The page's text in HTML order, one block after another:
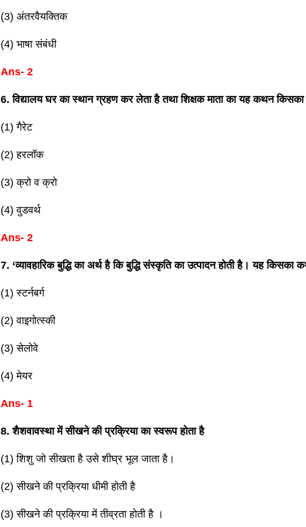
(3) अंतरवैयक्तिक
(4) भाषा संबंधी
Ans- 2
6. विद्यालय घर का स्थान ग्रहण कर लेता है तथा शिक्षक माता का यह कथन
(1) गैरेट
(2) हरलॉक
(3) क्रो व क्रो
(4) वुडवर्थ
Ans- 2
7. ‘व्यावहारिक बुद्धि का अर्थ है कि बुद्धि संस्कृति का उत्पादन होती है। यह किसका
(1) स्टर्नबर्ग
(2) वाइगोत्स्की
(3) सेलोवे
(4) मेयर
Ans- 1
8. शैशवावस्था में सीखने की प्रक्रिया का स्वरूप होता है
(1) शिशु जो सीखता है उसे शीघ्र भूल जाता है।
(2) सीखने की प्रक्रिया धीमी होती है
(3) सीखने की प्रक्रिया में तीव्रता होती है ।